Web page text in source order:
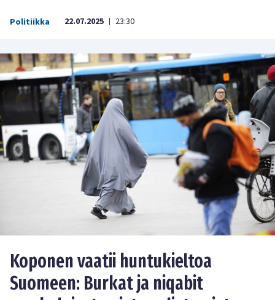
Politiikka 22.07.2025 | 23:30
Koponen vaatii huntukieltoa
Suomeen: Burkat ja niqabit